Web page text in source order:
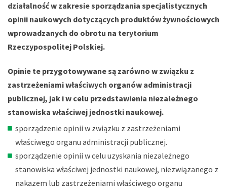
działalność w zakresie sporządzania specjalistycznych
opinii naukowych dotyczących produktów żywnościowych
wprowadzanych do obrotu na terytorium
Rzeczypospolitej Polskiej.
Opinie te przygotowywane są zarówno w związku z
zastrzeżeniami właściwych organów administracji
publicznej, jak i w celu przedstawienia niezależnego
stanowiska właściwej jednostki naukowej.
sporządzenie opinii w związku z zastrzeżeniami
właściwego organu administracji publicznej.
sporządzenie opinii w celu uzyskania niezależnego
stanowiska właściwej jednostki naukowej, niezwiązanego z
nakazem lub zastrzeżeniami właściwego organu